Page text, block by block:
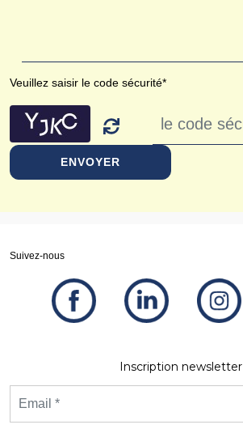
Veuillez saisir le code sécurité*
ENVOYER
Suivez-nous
Inscription newsletter